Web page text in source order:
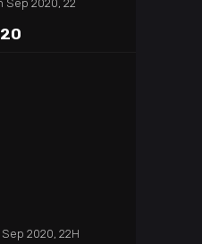
Sep 2020, 22
2020, 22H